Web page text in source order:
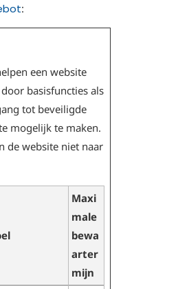
:
een website
basisfuncties als
tot beveiligde
mogelijk te maken.
de website niet naar
Maxi
male
bewa
arter
mijn